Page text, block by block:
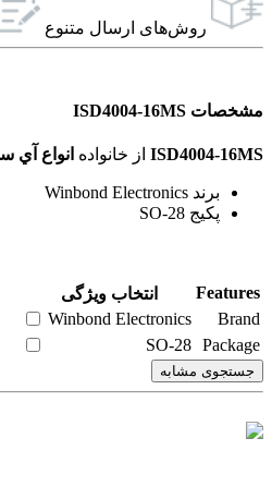
روش‌های ارسال‌ متنوع
مشخصات ISD4004-16MS
ISD4004-16MS از خانواده انواع
برند Winbond Electronics
پکیج SO-28
Features
انتخاب ویژگی
Brand
Winbond Electronics
Package
SO-28
جستجوی مشابه